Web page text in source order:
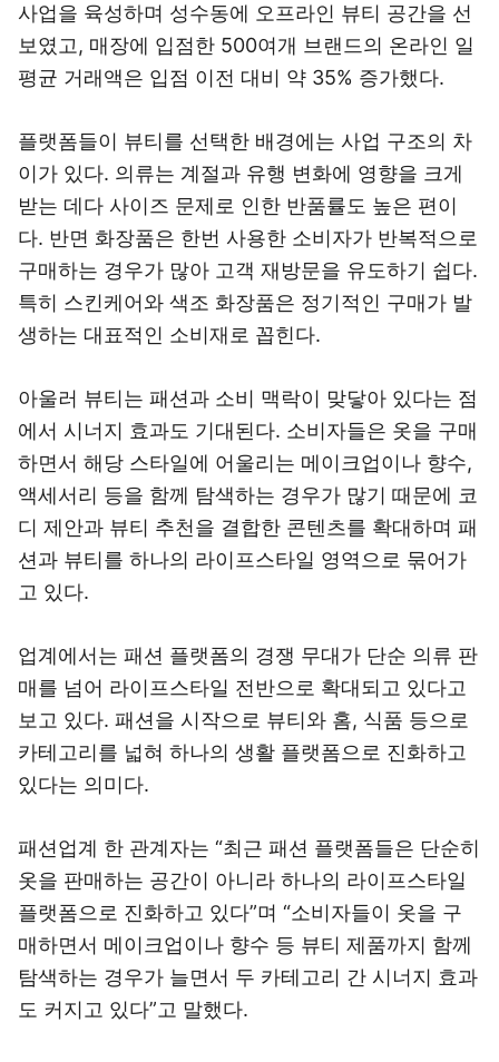
사업을 육성하며 성수동에 오프라인 뷰티 공간을 선
보였고, 매장에 입점한 500여개 브랜드의 온라인 일
평균 거래액은 입점 이전 대비 약 35% 증가했다.
플랫폼들이 뷰티를 선택한 배경에는 사업 구조의 차
이가 있다. 의류는 계절과 유행 변화에 영향을 크게
받는 데다 사이즈 문제로 인한 반품률도 높은 편이
다. 반면 화장품은 한번 사용한 소비자가 반복적으로
구매하는 경우가 많아 고객 재방문을 유도하기 쉽다.
특히 스킨케어와 색조 화장품은 정기적인 구매가 발
생하는 대표적인 소비재로 꼽힌다.
아울러 뷰티는 패션과 소비 맥락이 맞닿아 있다는 점
에서 시너지 효과도 기대된다. 소비자들은 옷을 구매
하면서 해당 스타일에 어울리는 메이크업이나 향수,
액세서리 등을 함께 탐색하는 경우가 많기 때문에 코
디 제안과 뷰티 추천을 결합한 콘텐츠를 확대하며 패
션과 뷰티를 하나의 라이프스타일 영역으로 묶어가
고 있다.
업계에서는 패션 플랫폼의 경쟁 무대가 단순 의류 판
매를 넘어 라이프스타일 전반으로 확대되고 있다고
보고 있다. 패션을 시작으로 뷰티와 홈, 식품 등으로
카테고리를 넓혀 하나의 생활 플랫폼으로 진화하고
있다는 의미다.
패션업계 한 관계자는 “최근 패션 플랫폼들은 단순히
옷을 판매하는 공간이 아니라 하나의 라이프스타일
플랫폼으로 진화하고 있다”며 “소비자들이 옷을 구
매하면서 메이크업이나 향수 등 뷰티 제품까지 함께
탐색하는 경우가 늘면서 두 카테고리 간 시너지 효과
도 커지고 있다”고 말했다.